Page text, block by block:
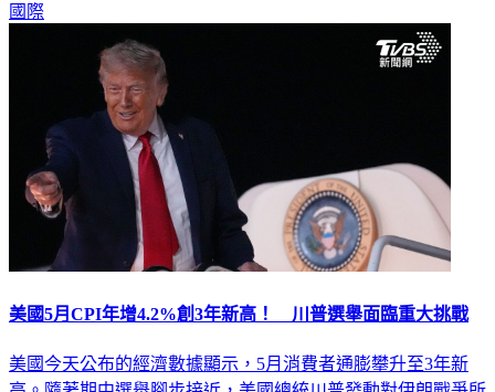
國際
美國5月CPI年增4.2%創3年新高！ 川普選舉面臨重大挑戰
美國今天公布的經濟數據顯示，5月消費者通膨攀升至3年新